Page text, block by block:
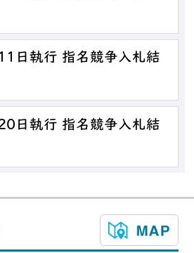
日執行 指名競争入札結
日執行 指名競争入札結